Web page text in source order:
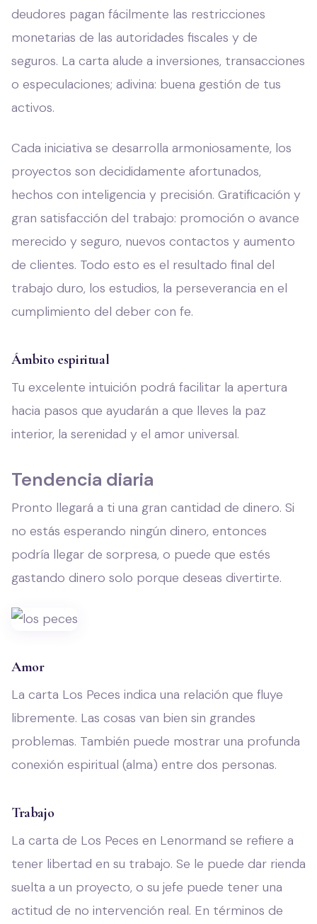
deudores pagan fácilmente las restricciones
monetarias de las autoridades fiscales y de
seguros. La carta alude a inversiones, transacciones
o especulaciones; adivina: buena gestión de tus
activos.
Cada iniciativa se desarrolla armoniosamente, los
proyectos son decididamente afortunados,
hechos con inteligencia y precisión. Gratificación y
gran satisfacción del trabajo: promoción o avance
merecido y seguro, nuevos contactos y aumento
de clientes. Todo esto es el resultado final del
trabajo duro, los estudios, la perseverancia en el
cumplimiento del deber con fe.
Ámbito espiritual
Tu excelente intuición podrá facilitar la apertura
hacia pasos que ayudarán a que lleves la paz
interior, la serenidad y el amor universal.
Tendencia diaria
Pronto llegará a ti una gran cantidad de dinero. Si
no estás esperando ningún dinero, entonces
podría llegar de sorpresa, o puede que estés
gastando dinero solo porque deseas divertirte.
Amor
La carta Los Peces indica una relación que fluye
libremente. Las cosas van bien sin grandes
problemas. También puede mostrar una profunda
conexión espiritual (alma) entre dos personas.
Trabajo
La carta de Los Peces en Lenormand se refiere a
tener libertad en su trabajo. Se le puede dar rienda
suelta a un proyecto, o su jefe puede tener una
actitud de no intervención real. En términos de